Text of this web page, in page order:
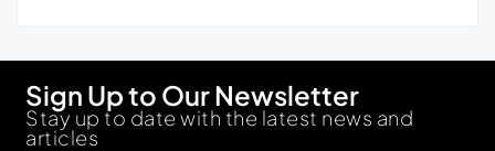
Sign Up to Our Newsletter
Stay up to date with the latest news and
articles